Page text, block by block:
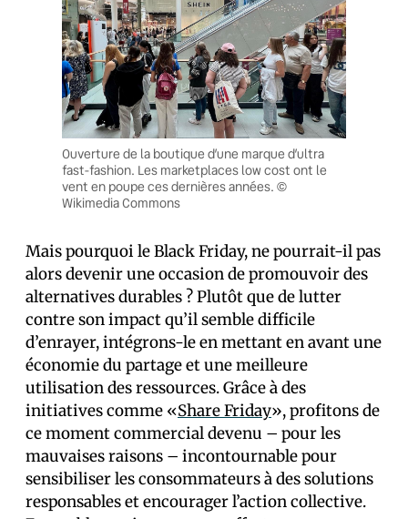
Ouverture de la boutique d’une marque d’ultra
fast-fashion. Les marketplaces low cost ont le
vent en poupe ces dernières années. ©
Wikimedia Commons
Mais pourquoi le Black Friday, ne pourrait-il pas
alors devenir une occasion de promouvoir des
alternatives durables ? Plutôt que de lutter
contre son impact qu’il semble difficile
d’enrayer, intégrons-le en mettant en avant une
économie du partage et une meilleure
utilisation des ressources. Grâce à des
initiatives comme «Share Friday», profitons de
ce moment commercial devenu – pour les
mauvaises raisons – incontournable pour
sensibiliser les consommateurs à des solutions
responsables et encourager l’action collective.